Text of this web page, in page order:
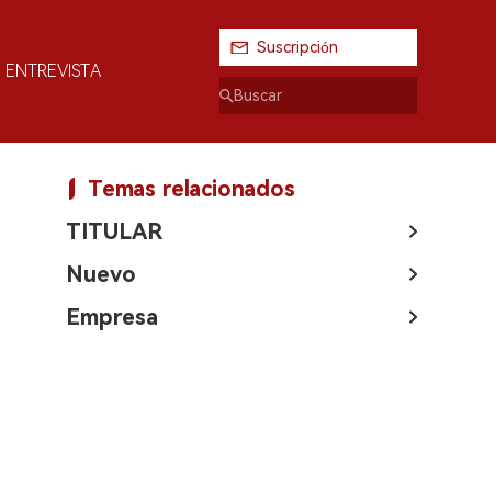
ENTREVISTA
Suscripción
Temas relacionados
TITULAR
Nuevo
Empresa